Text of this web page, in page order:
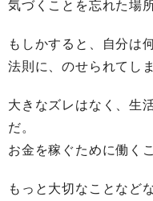
気づくことを忘れた場
もしかすると、自分は
法則に、のせられてし
大きなズレはなく、生
だ。
お金を稼ぐために働く
もっと大切なことなど